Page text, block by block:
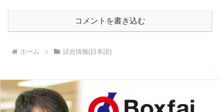
コメントを書き込む
ホーム 試合情報(日本語)